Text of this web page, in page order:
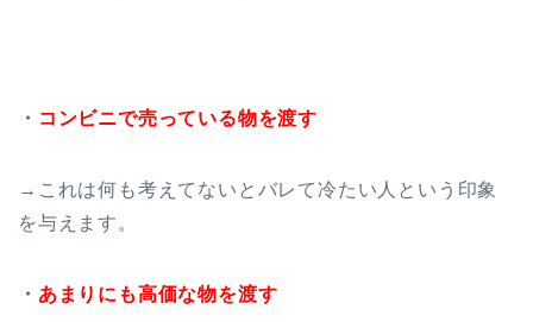
・ コンビニで売っている物を渡す
→これは何も考えてないとバレて冷たい人という印象
を与えます。
・ あまりにも高価な物を渡す